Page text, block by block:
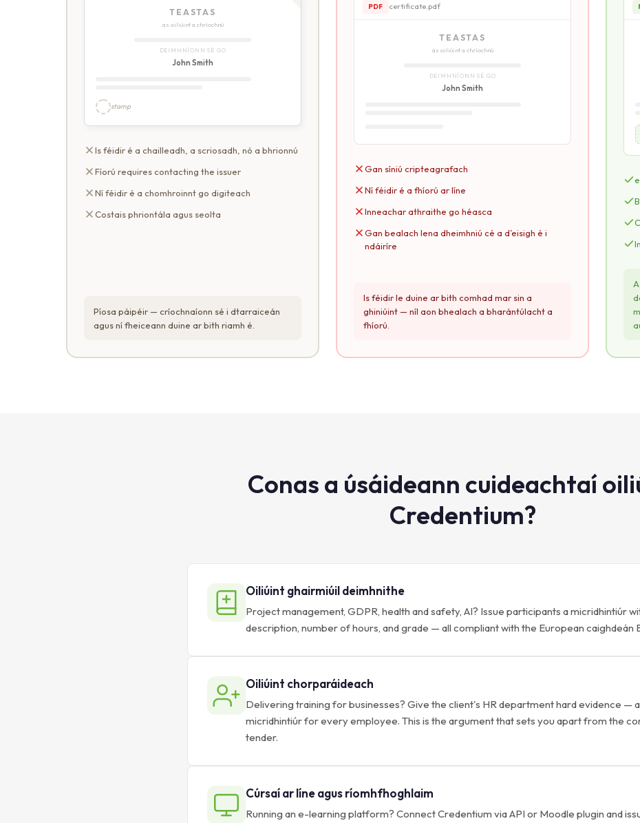
TEASTAS
as oiliúint a chríochnú
DEIMHNÍONN SÉ GO
John Smith
stamp
Is féidir é a chailleadh, a scriosadh, nó a bhrionnú
Fíorú requires contacting the issuer
Ní féidir é a chomhroinnt go digiteach
Costais phriontála agus seolta
Píosa páipéir — críochnaíonn sé i dtarraiceán
agus ní fheiceann duine ar bith riamh é.
PDF certificate.pdf
TEASTAS
as oiliúint a chríochnú
DEIMHNÍONN SÉ GO
John Smith
Gan síniú cripteagrafach
Ní féidir é a fhíorú ar líne
Inneachar athraithe go héasca
Gan bealach lena dheimhniú cé a d’eisigh é i
ndáiríre
Is féidir le duine ar bith comhad mar sin a
ghiniúint — níl aon bhealach a bharántúlacht a
fhíorú.
Conas a úsáideann cuideachtaí
Credentium?
Oiliúint ghairmiúil deimhnithe
Project management, GDPR, health and safety, AI? Issue participants a micridhintiúr
description, number of hours, and grade — all compliant with the European caighdeán
Oiliúint chorparáideach
Delivering training for businesses? Give the client's HR department hard evidence —
micridhintiúr for every employee. This is the argument that sets you apart from the
tender.
Cúrsaí ar líne agus ríomhfhoghlaim
Running an e-learning platform? Connect Credentium via API or Moodle plugin and